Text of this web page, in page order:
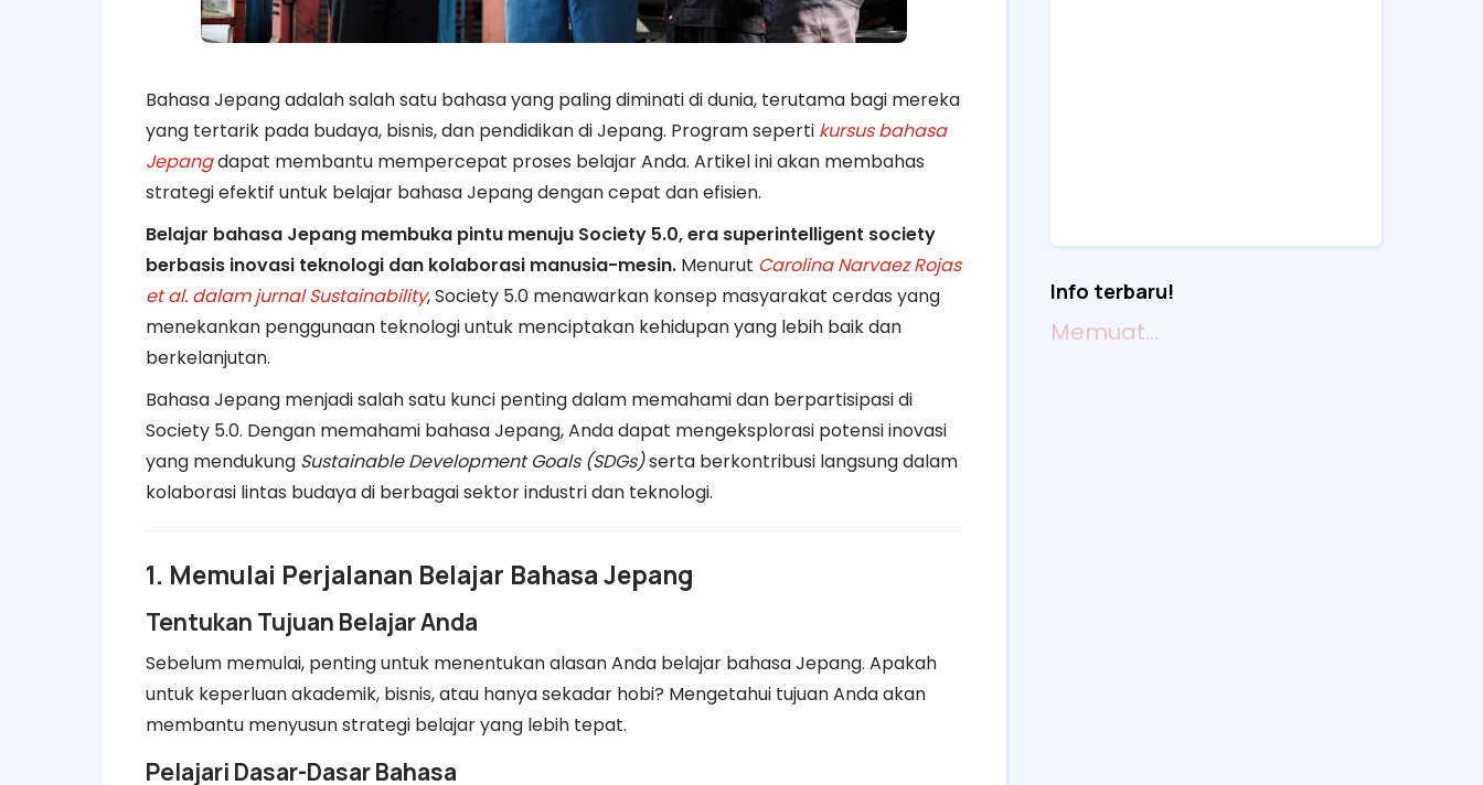
Bahasa Jepang adalah salah satu bahasa yang paling diminati di dunia, terutama bagi mereka
yang tertarik pada budaya, bisnis, dan pendidikan di Jepang. Program seperti kursus bahasa
Jepangdapat membantu mempercepat proses belajar Anda. Artikel ini akan membahas
strategi efektif untuk belajar bahasa Jepang dengan cepat dan efisien.
Belajar bahasa Jepang membuka pintu menuju Society 5.0, era superintelligent society
berbasis inovasi teknologi dan kolaborasi manusia-mesin. Menurut CarolinaNarvaezRojas
etal. dalamjurnalSustainability, Society 5.0 menawarkan konsep masyarakat cerdas yang
menekankan penggunaan teknologi untuk menciptakan kehidupan yang lebih baik dan
berkelanjutan.
Bahasa Jepang menjadi salah satu kunci penting dalam memahami dan berpartisipasi di
Society 5.0. Dengan memahami bahasa Jepang, Anda dapat mengeksplorasi potensi inovasi
yang mendukung Sustainable Development Goals (SDGs)serta berkontribusi langsung dalam
kolaborasi lintas budaya di berbagai sektor industri dan teknologi.
1. Memulai Perjalanan Belajar Bahasa Jepang
Tentukan Tujuan Belajar Anda
Sebelum memulai, penting untuk menentukan alasan Anda belajar bahasa Jepang. Apakah
untuk keperluan akademik, bisnis, atau hanya sekadar hobi? Mengetahui tujuan Anda akan
membantu menyusun strategi belajar yang lebih tepat.
Pelajari Dasar-Dasar Bahasa
Info terbaru!
Memuat...